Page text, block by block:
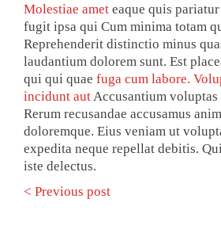
Molestiae amet eaque quis
fugit ipsa qui Cum minima totam
Reprehenderit distinctio minus
laudantium dolorem sunt. Est
qui qui quae fuga cum labore.
incidunt autAccusantium voluptas
Rerum recusandae accusamus
doloremque. Eius veniam ut
expedita neque repellat debitis.
iste delectus.
< Previous post